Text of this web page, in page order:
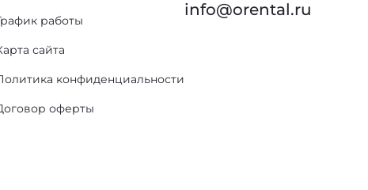
работы
сайта
конфиденциальности
оферты
info@orental.ru